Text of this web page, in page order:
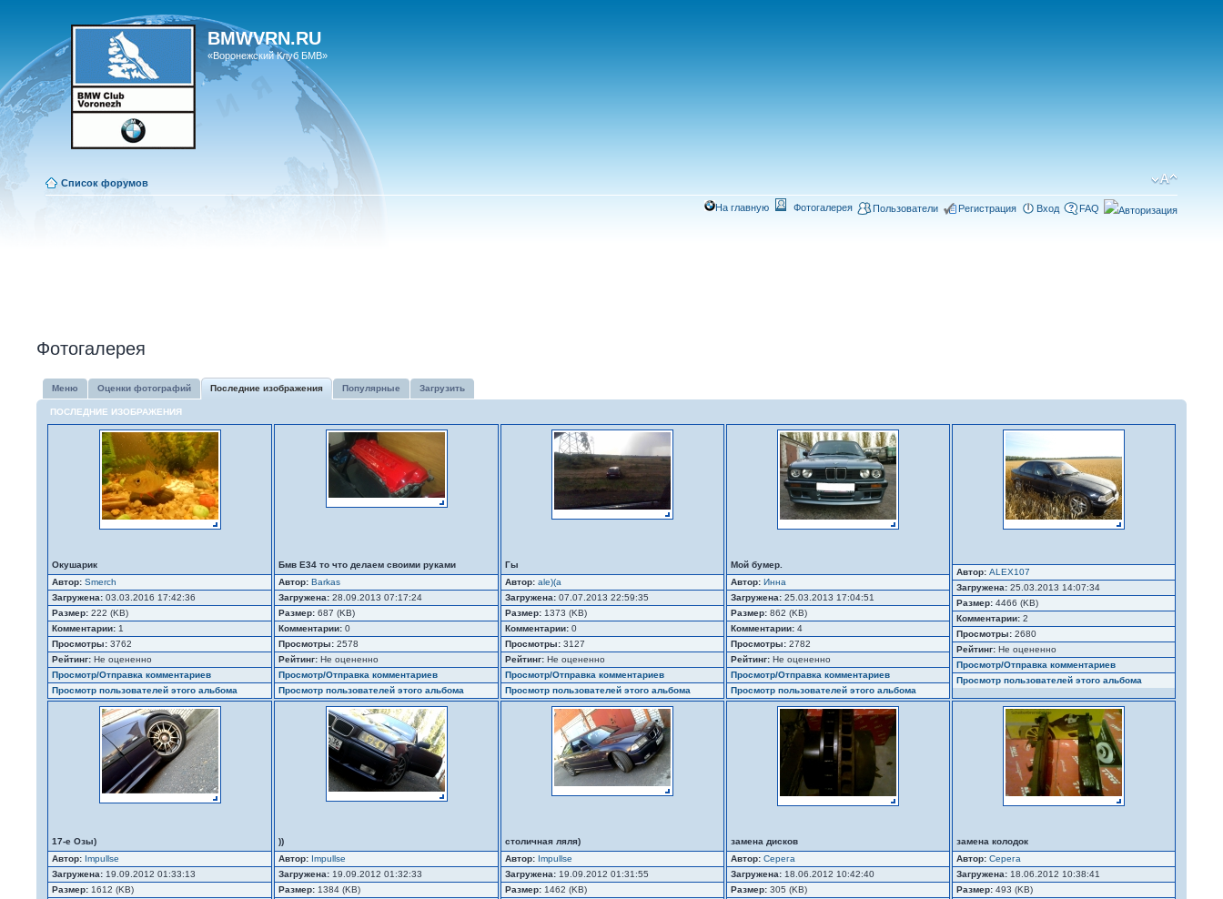
BMWVRN.RU
«Воронежский Клуб БМВ»
Список форумов
На главную Фотогалерея Пользователи Регистрация Вход FAQ
Фотогалерея
Меню Оценки фотографий Последние изображения Популярные Загрузить
ПОСЛЕДНИЕ ИЗОБРАЖЕНИЯ
Окушарик
Автор: Smerch
Загружена: 03.03.2016 17:42:36
Размер: 222 (KB)
Комментарии: 1
Просмотры: 3762
Рейтинг: Не оцененно
Просмотр/Отправка комментариев
Просмотр пользователей этого альбома
Бмв Е34 то что делаем своими руками
Автор: Barkas
Загружена: 28.09.2013 07:17:24
Размер: 687 (KB)
Комментарии: 0
Просмотры: 2578
Рейтинг: Не оцененно
Просмотр/Отправка комментариев
Просмотр пользователей этого альбома
Гы
Автор: ale)(a
Загружена: 07.07.2013 22:59:35
Размер: 1373 (KB)
Комментарии: 0
Просмотры: 3127
Рейтинг: Не оцененно
Просмотр/Отправка комментариев
Просмотр пользователей этого альбома
Мой бумер.
Автор: Инна
Загружена: 25.03.2013 17:04:51
Размер: 862 (KB)
Комментарии: 4
Просмотры: 2782
Рейтинг: Не оцененно
Просмотр/Отправка комментариев
Просмотр пользователей этого альбома
Автор: ALEX107
Загружена: 25.03.2013 14:07:34
Размер: 4466 (KB)
Комментарии: 2
Просмотры: 2680
Рейтинг: Не оцененно
Просмотр/Отправка комментариев
Просмотр пользователей этого альбома
17-е Озы)
Автор: Impullse
Загружена: 19.09.2012 01:33:13
Размер: 1612 (KB)
))
Автор: Impullse
Загружена: 19.09.2012 01:32:33
Размер: 1384 (KB)
столичная ляля)
Автор: Impullse
Загружена: 19.09.2012 01:31:55
Размер: 1462 (KB)
замена дисков
Автор: Серега
Загружена: 18.06.2012 10:42:40
Размер: 305 (KB)
замена колодок
Автор: Серега
Загружена: 18.06.2012 10:38:41
Размер: 493 (KB)